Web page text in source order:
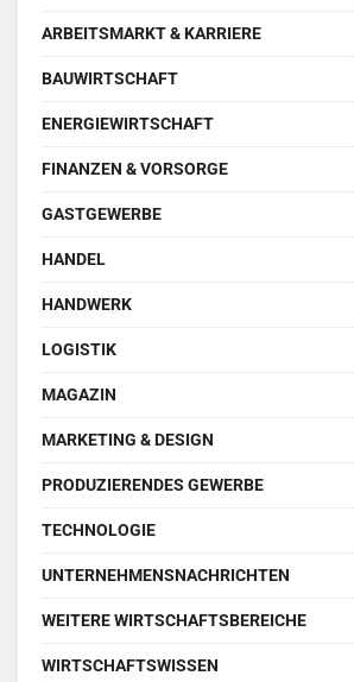
ARBEITSMARKT & KARRIERE
BAUWIRTSCHAFT
ENERGIEWIRTSCHAFT
FINANZEN & VORSORGE
GASTGEWERBE
HANDEL
HANDWERK
LOGISTIK
MAGAZIN
MARKETING & DESIGN
PRODUZIERENDES GEWERBE
TECHNOLOGIE
UNTERNEHMENSNACHRICHTEN
WEITERE WIRTSCHAFTSBEREICHE
WIRTSCHAFTSWISSEN